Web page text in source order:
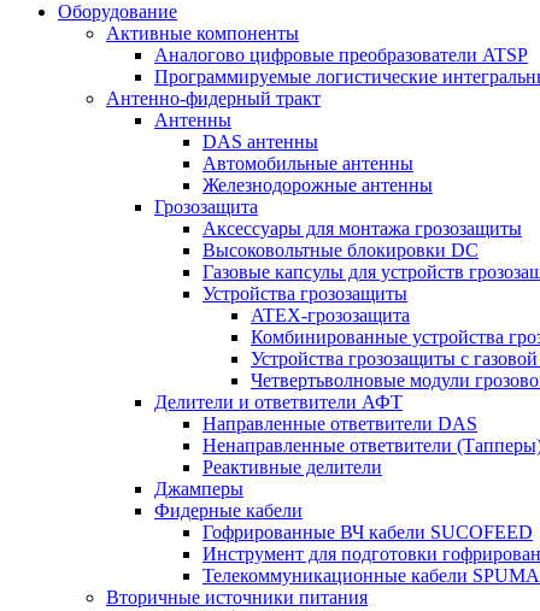
Оборудование
Активные компоненты
Аналогово цифровые преобразователи ATSP
Программируемые логистические
Антенно-фидерный тракт
Антенны
DAS антенны
Автомобильные антенны
Железнодорожные антенны
Грозозащита
Аксессуары для монтажа грозозащиты
Высоковольтные блокировки DC
Газовые капсулы для устройств
Устройства грозозащиты
ATEX-грозозащита
Комбинированные устройства
Устройства грозозащиты с
Четвертьволновые модули
Делители и ответвители АФТ
Направленные ответвители DAS
Ненаправленные ответвители
Реактивные делители
Джамперы
Фидерные кабели
Гофрированные ВЧ кабели SUCOFEED
Инструмент для подготовки
Телекоммуникационные кабели SPUMA
Вторичные источники питания